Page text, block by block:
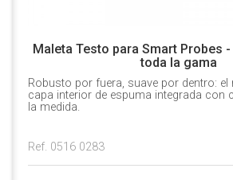
Maleta Testo para Smart Probes
toda la gama
Robusto por fuera, suave por dentro: el
capa interior de espuma integrada con
la medida.
Ref. 0516 0283